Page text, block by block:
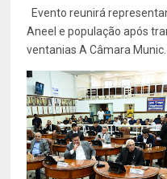
Evento reunirá
Aneel e população após
ventanias A Câmara Munic...